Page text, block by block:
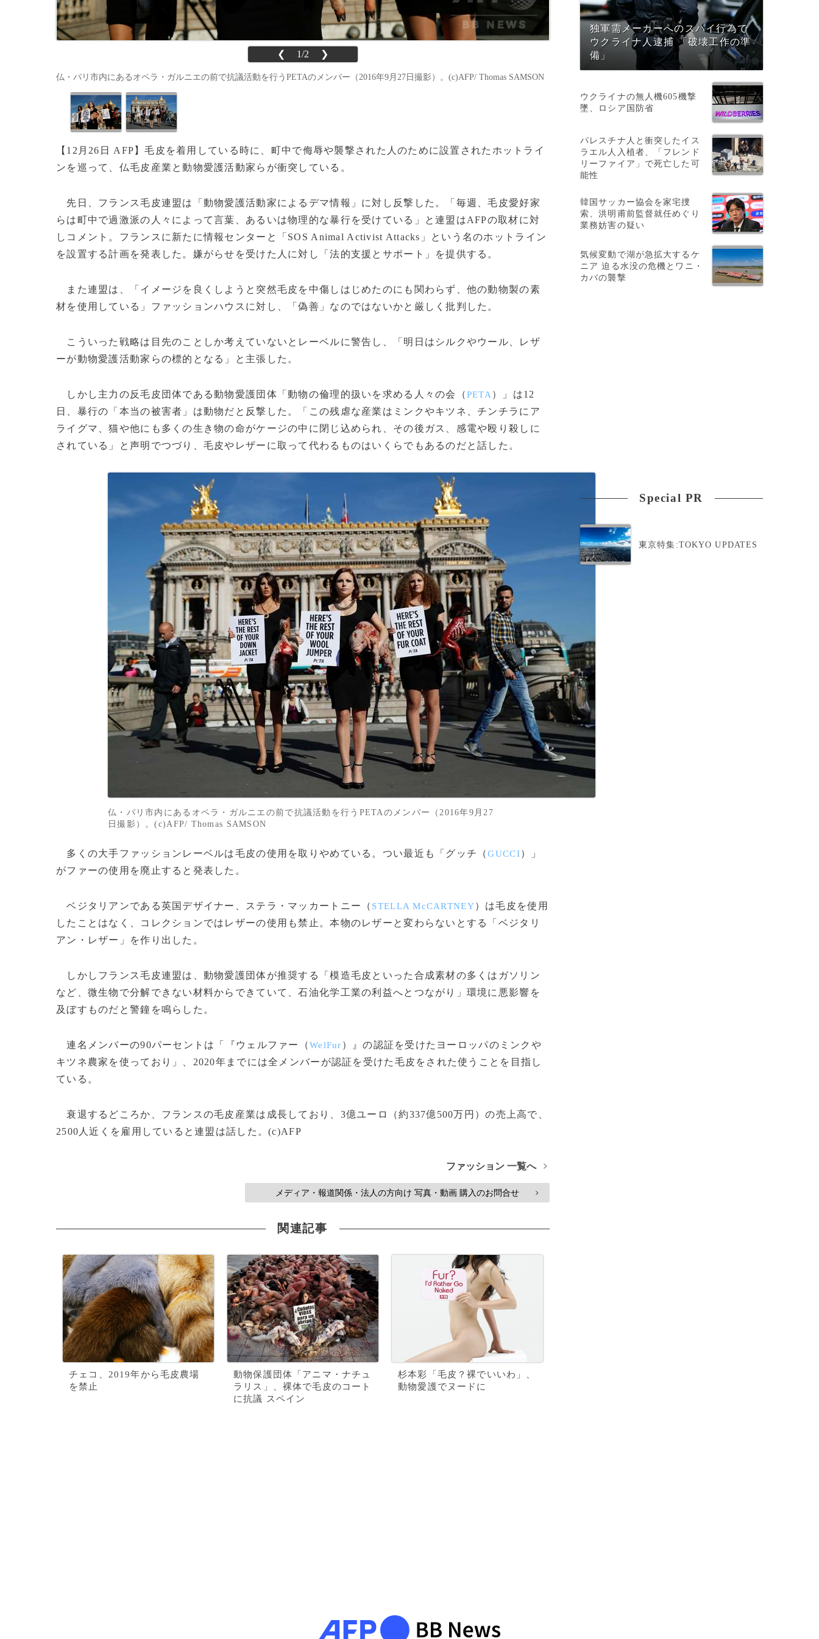
❮ 1/2 ❯
仏・パリ市内にあるオペラ・ガルニエの前で抗議活動を行うPETAのメンバー（2016年9月27日撮影）。(c)AFP/ Thomas SAMSON
【12月26日 AFP】毛皮を着用している時に、町中で侮辱や襲撃された人のために設置されたホットライ
ンを巡って、仏毛皮産業と動物愛護活動家らが衝突している。
先日、フランス毛皮連盟は「動物愛護活動家によるデマ情報」に対し反撃した。「毎週、毛皮愛好家
らは町中で過激派の人々によって言葉、あるいは物理的な暴行を受けている」と連盟はAFPの取材に対
しコメント。フランスに新たに情報センターと「SOS Animal Activist Attacks」という名のホットライン
を設置する計画を発表した。嫌がらせを受けた人に対し「法的支援とサポート」を提供する。
また連盟は、「イメージを良くしようと突然毛皮を中傷しはじめたのにも関わらず、他の動物製の素
材を使用している」ファッションハウスに対し、「偽善」なのではないかと厳しく批判した。
こういった戦略は目先のことしか考えていないとレーベルに警告し、「明日はシルクやウール、レザ
ーが動物愛護活動家らの標的となる」と主張した。
しかし主力の反毛皮団体である動物愛護団体「動物の倫理的扱いを求める人々の会（PETA ）」は12
日、暴行の「本当の被害者」は動物だと反撃した。「この残虐な産業はミンクやキツネ、チンチラにア
ライグマ、猫や他にも多くの生き物の命がケージの中に閉じ込められ、その後ガス、感電や殴り殺しに
されている」と声明でつづり、毛皮やレザーに取って代わるものはいくらでもあるのだと話した。
仏・パリ市内にあるオペラ・ガルニエの前で抗議活動を行うPETAのメンバー（2016年9月27
日撮影）。(c)AFP/ Thomas SAMSON
多くの大手ファッションレーベルは毛皮の使用を取りやめている。つい最近も「グッチ（GUCCI）」
がファーの使用を廃止すると発表した。
ベジタリアンである英国デザイナー、ステラ・マッカートニー（ STELLA McCARTNEY）は毛皮を使用
したことはなく、コレクションではレザーの使用も禁止。本物のレザーと変わらないとする「ベジタリ
アン・レザー」を作り出した。
しかしフランス毛皮連盟は、動物愛護団体が推奨する「模造毛皮といった合成素材の多くはガソリン
など、微生物で分解できない材料からできていて、石油化学工業の利益へとつながり」環境に悪影響を
及ぼすものだと警鐘を鳴らした。
連名メンバーの90パーセントは「『ウェルファー（WelFur ）』の認証を受けたヨーロッパのミンクや
キツネ農家を使っており」、2020年までには全メンバーが認証を受けた毛皮をされた使うことを目指し
ている。
衰退するどころか、フランスの毛皮産業は成長しており、3億ユーロ（約337億500万円）の売上高で、
2500人近くを雇用していると連盟は話した。(c)AFP
ファッション 一覧へ >
メディア・報道関係・法人の方向け 写真・動画 購入のお問合せ >
関連記事
チェコ、2019年から毛皮農場
を禁止
動物保護団体「アニマ・ナチュ
ラリス」、裸体で毛皮のコート
に抗議 スペイン
杉本彩「毛皮？裸でいいわ」、
動物愛護でヌードに
独軍需メーカーへのスパイ行為で
ウクライナ人逮捕 「破壊工作の準
備」
ウクライナの無人機605機撃
墜、ロシア国防省
パレスチナ人と衝突したイス
ラエル人入植者、「フレンド
リーファイア」で死亡した可
能性
韓国サッカー協会を家宅捜
索、洪明甫前監督就任めぐり
業務妨害の疑い
気候変動で湖が急拡大するケ
ニア 迫る水没の危機とワニ・
カバの襲撃
Special PR
東京特集:TOKYO UPDATES